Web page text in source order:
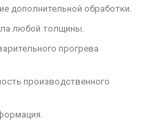
дополнительной обработки.
любой толщины.
прогрева
производственного